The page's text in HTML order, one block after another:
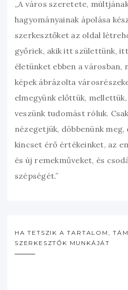
„A város szeretete,
hagyományainak ápolása
szerkesztőket az oldal
győriek, akik itt születtünk,
életünket ebben a városban,
képek ábrázolta
elmegyünk előttük,
veszünk tudomást róluk.
nézegetjük, döbbenünk meg,
kincset érő értékeinket, az
és új remekműveket, és
szépségét.”
HA TETSZIK A TARTALOM,
SZERKESZTŐK MUNKÁJÁT